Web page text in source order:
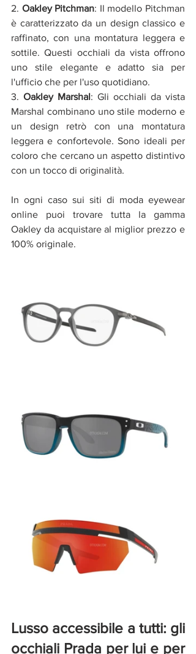
2. Oakley Pitchman: Il modello Pitchman
è caratterizzato da un design classico e
raffinato, con una montatura leggera e
sottile. Questi occhiali da vista offrono
uno stile elegante e adatto sia per
l'ufficio che per l'uso quotidiano.
3. Oakley Marshal: Gli occhiali da vista
Marshal combinano uno stile moderno e
un design retrò con una montatura
leggera e confortevole. Sono ideali per
coloro che cercano un aspetto distintivo
con un tocco di originalità.
In ogni caso sui siti di moda eyewear
online puoi trovare tutta la gamma
Oakley da acquistare al miglior prezzo e
100% originale.
Lusso accessibile a tutti: gli
occhiali Prada per lui e per